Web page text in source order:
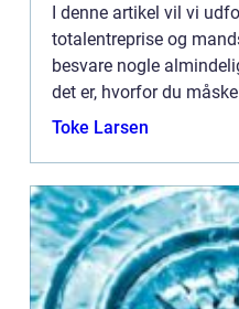
I denne artikel vil vi
totalentreprise og
besvare nogle
det er, hvorfor du
hvordan det fungerer.
Toke Larsen